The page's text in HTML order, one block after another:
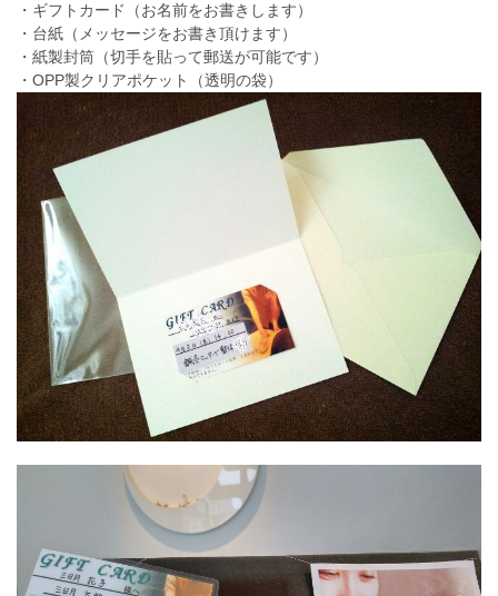
・ギフトカード（お名前をお書きします）
・台紙（メッセージをお書き頂けます）
・紙製封筒（切手を貼って郵送が可能です）
・OPP製クリアポケット（透明の袋）